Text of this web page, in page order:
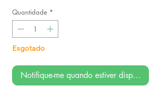
Quantidade *
Esgotado
Notifique-me quando estiver disponível